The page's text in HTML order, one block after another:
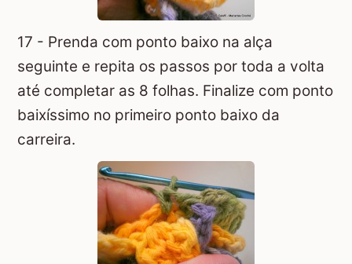
17 - Prenda com ponto baixo na alça
seguinte e repita os passos por toda a volta
até completar as 8 folhas. Finalize com ponto
baixíssimo no primeiro ponto baixo da
carreira.